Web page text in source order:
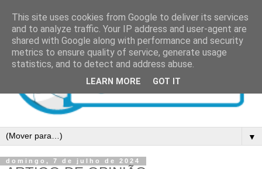
▼
domingo, 7 de julho de 2024
This site uses cookies from Google to deliver its services
and to analyze traffic. Your IP address and user-agent are
shared with Google along with performance and security
metrics to ensure quality of service, generate usage
statistics, and to detect and address abuse.
LEARN MORE GOT IT